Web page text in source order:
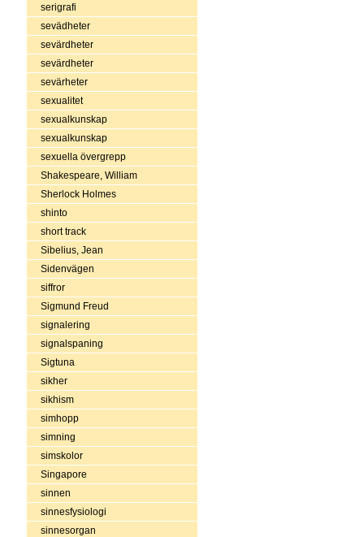
serigrafi
sevädheter
sevärdheter
sevärdheter
sevärheter
sexualitet
sexualkunskap
sexualkunskap
sexuella övergrepp
Shakespeare, William
Sherlock Holmes
shinto
short track
Sibelius, Jean
Sidenvägen
siffror
Sigmund Freud
signalering
signalspaning
Sigtuna
sikher
sikhism
simhopp
simning
simskolor
Singapore
sinnen
sinnesfysiologi
sinnesorgan